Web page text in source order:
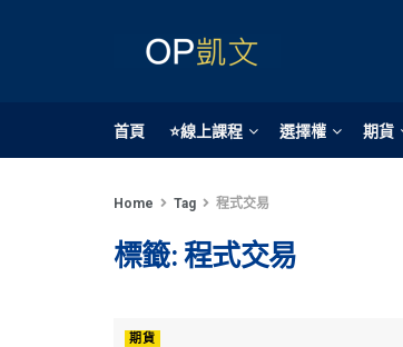
首頁 ⭐線上課程 選擇權 期貨
Home Tag 程式交易
標籤: 程式交易
期貨